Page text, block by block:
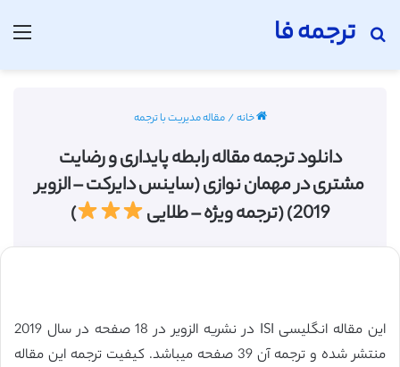
ترجمه فا
جستجو برای
خانه/مقاله مدیریت با ترجمه
دانلود ترجمه مقاله رابطه پایداری و رضایت
مشتری در مهمان نوازی (ساینس دایرکت – الزویر
2019) (ترجمه ویژه – طلایی
)
این مقاله انگلیسی ISI در نشریه الزویر در 18 صفحه در سال 2019
منتشر شده و ترجمه آن 39 صفحه میباشد. کیفیت ترجمه این مقاله